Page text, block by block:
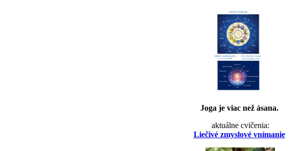
Joga je viac než ásana.
aktuálne cvičenia:
Liečivé zmyslové vnímanie